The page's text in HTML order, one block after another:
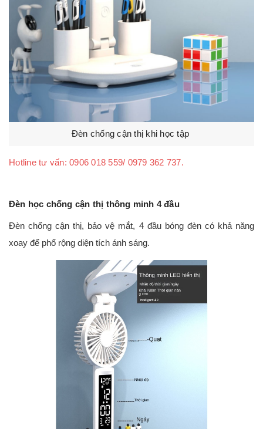
Đèn chống cận thị khi học tập
Hotline tư vấn: 0906 018 559/ 0979 362 737.
Đèn học chống cận thị thông minh 4 đầu
Đèn chống cận thị, bảo vệ mắt, 4 đầu bóng đèn có khả năng
xoay để phổ rộng diện tích ánh sáng.